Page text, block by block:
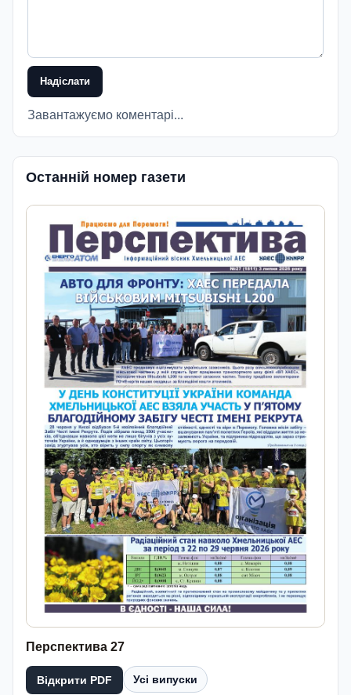
Надіслати
Завантажуємо коментарі...
Останній номер газети
Перспектива 27
Відкрити PDF Усі випуски